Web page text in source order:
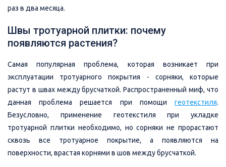
раз в два месяца.
Швы тротуарной плитки: почему
появляются растения?
Самая популярная проблема, которая возникает при
эксплуатации тротуарного покрытия - сорняки, которые
растут в швах между брусчаткой. Распространенный миф, что
данная проблема решается при помощи геотекстиля.
Безусловно, применение геотекстиля при укладке
тротуарной плитки необходимо, но сорняки не прорастают
сквозь все тротуарное покрытие, а появляются на
поверхности, врастая корнями в шов между брусчаткой.